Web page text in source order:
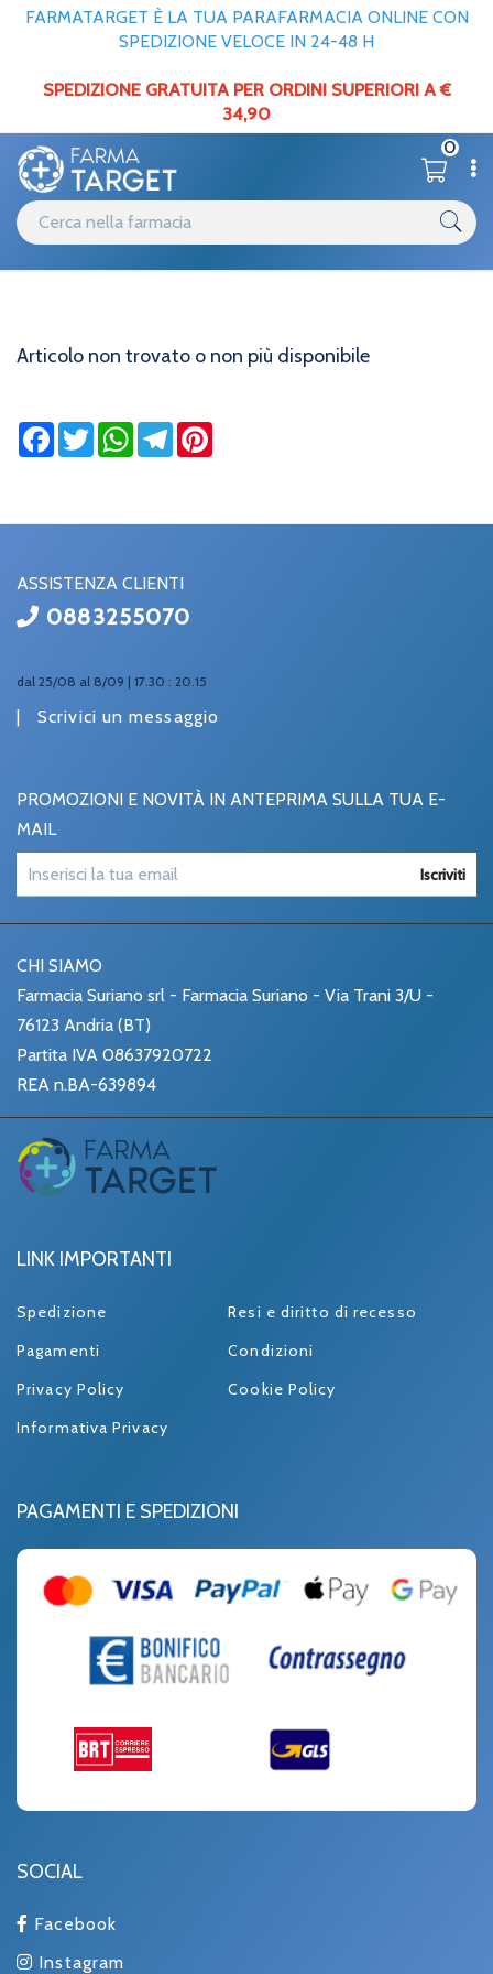
FARMATARGET È LA TUA PARAFARMACIA ONLINE CON
SPEDIZIONE VELOCE IN 24-48 H
SPEDIZIONE GRATUITA PER ORDINI SUPERIORI A €
34,90
0
Articolo non trovato o non più disponibile
Facebook
TwitterWhatsApp
Telegram
ASSISTENZA CLIENTI
0883255070
dal 25/08 al 8/09 | 17.30 : 20.15
| Scrivici un messaggio
PROMOZIONI E NOVITÀ IN ANTEPRIMA SULLA TUA E-
MAIL
Iscriviti
CHI SIAMO
Farmacia Suriano srl - Farmacia Suriano - Via Trani 3/U -
76123 Andria (BT)
Partita IVA 08637920722
REA n.BA-639894
LINK IMPORTANTI
Spedizione
Resi e diritto di recesso
Pagamenti
Condizioni
Privacy Policy
Cookie Policy
Informativa Privacy
PAGAMENTI E SPEDIZIONI
SOCIAL
Facebook
Instagram